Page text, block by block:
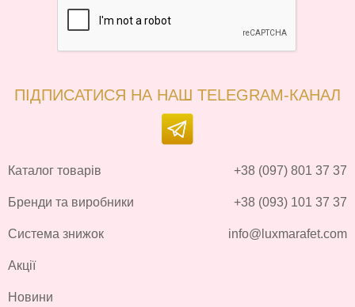
ПІДПИСАТИСЯ НА НАШ TELEGRAM-КАНАЛ
Каталог товарів
Бренди та виробники
Система знижок
Акції
Новини
+38 (097) 801 37 37
+38 (093) 101 37 37
info@luxmarafet.com